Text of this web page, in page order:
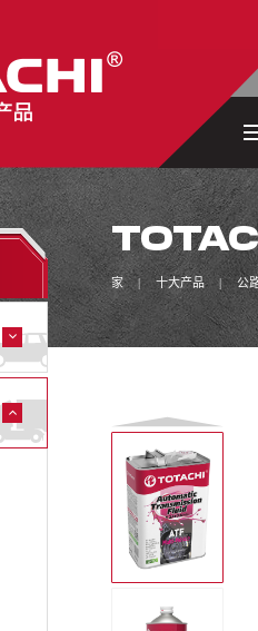
家 十大产品 公